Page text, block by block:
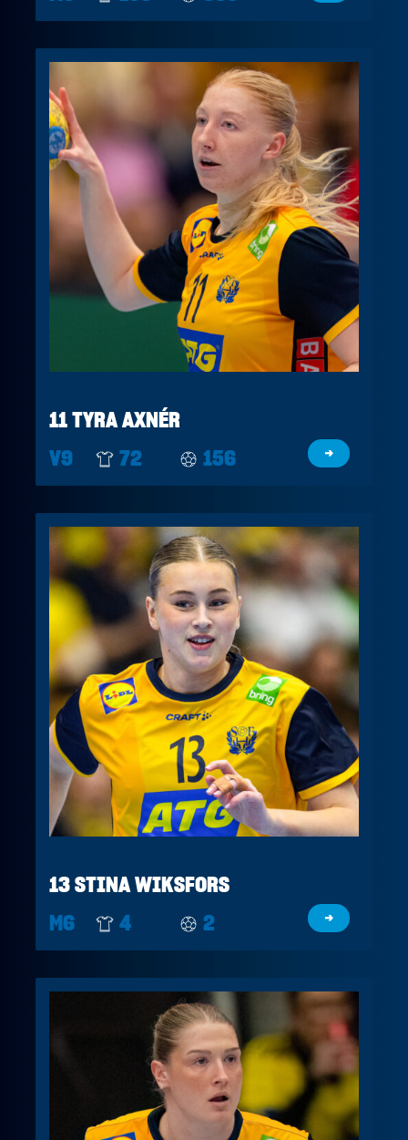
11 TYRA AXNÉR
V9
72 156 →
13 STINA WIKSFORS
M6
4 2 →